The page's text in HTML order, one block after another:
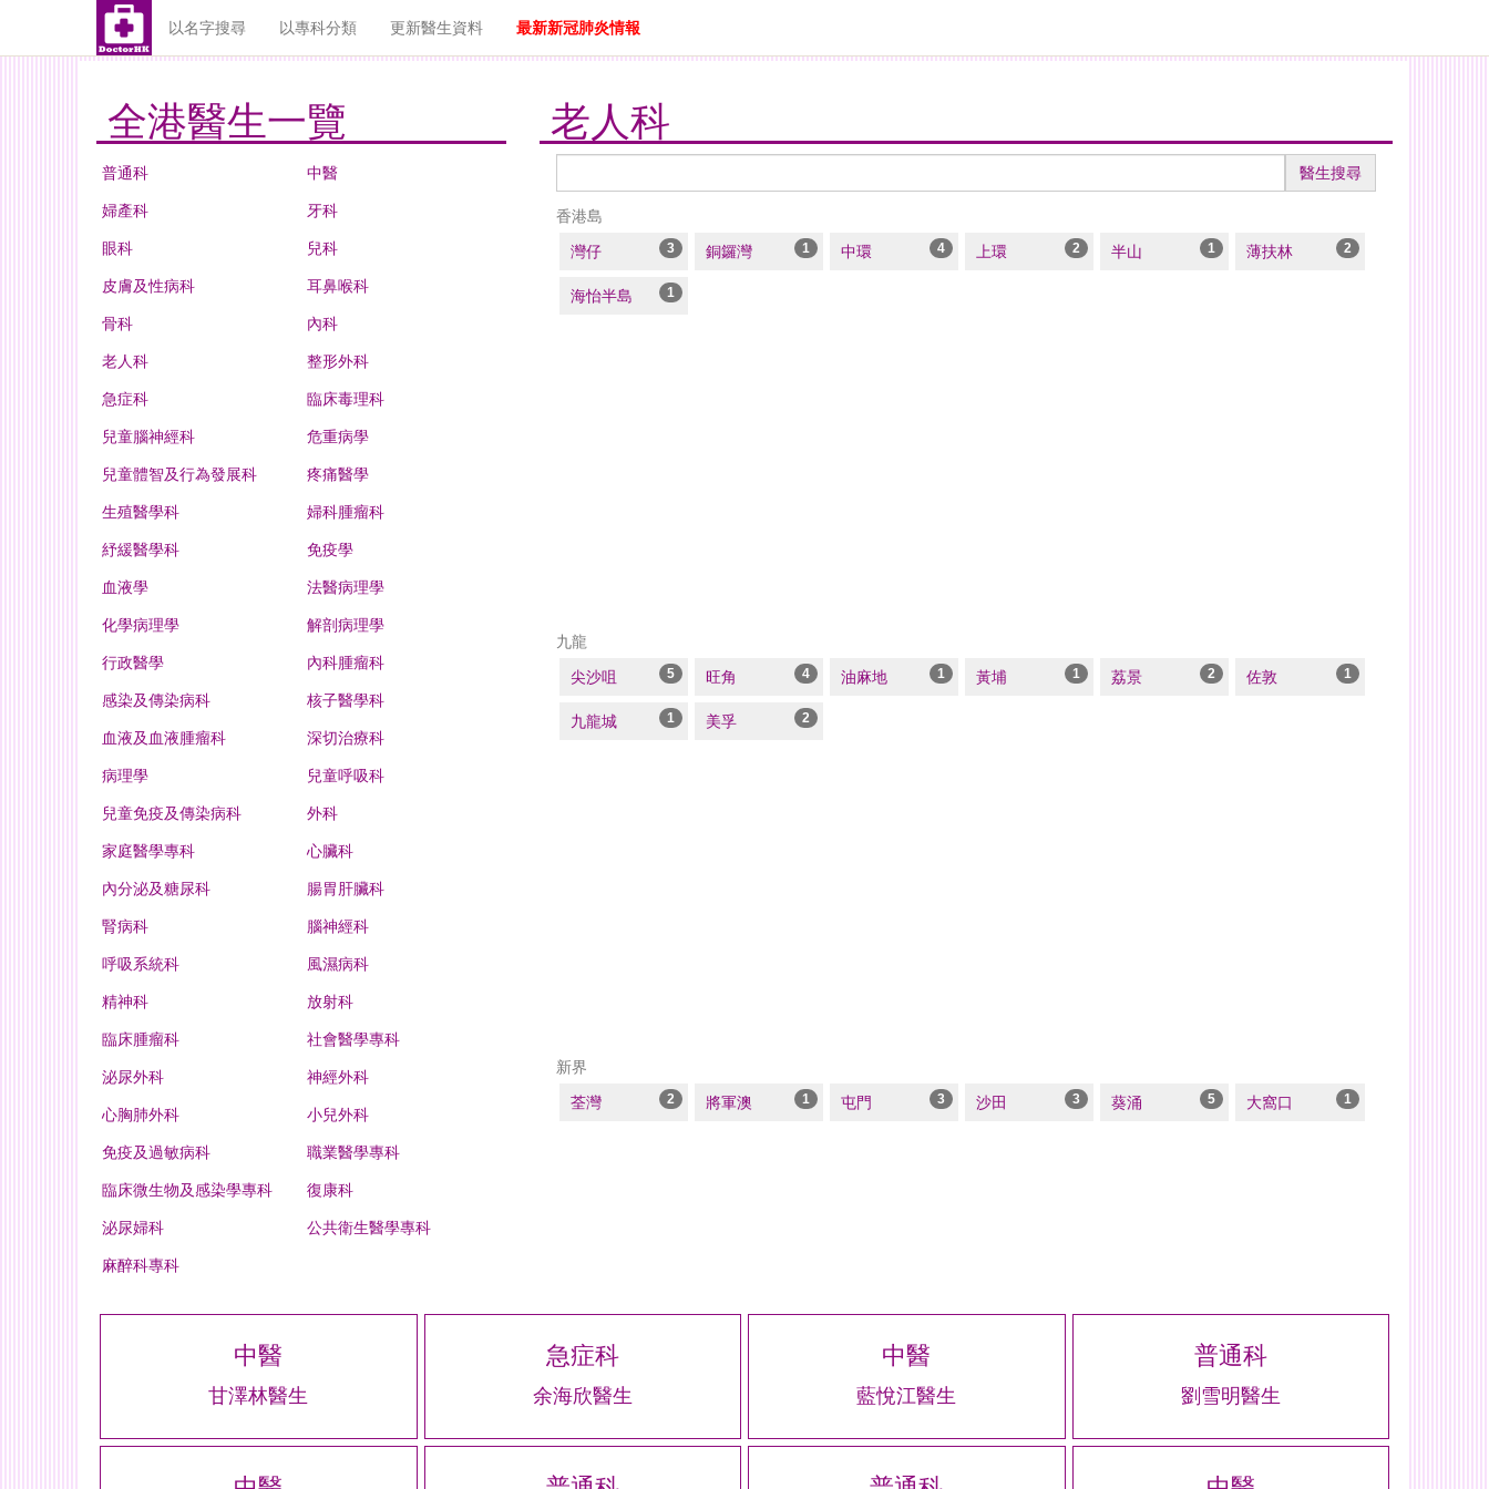
以名字搜尋 以專科分類 更新醫生資料 最新新冠肺炎情報
全港醫生一覽
普通科 中醫
婦產科 牙科
眼科 兒科
皮膚及性病科 耳鼻喉科
骨科 內科
老人科 整形外科
急症科 臨床毒理科
兒童腦神經科 危重病學
兒童體智及行為發展科 疼痛醫學
生殖醫學科 婦科腫瘤科
紓緩醫學科 免疫學
血液學 法醫病理學
化學病理學 解剖病理學
行政醫學 內科腫瘤科
感染及傳染病科 核子醫學科
血液及血液腫瘤科 深切治療科
病理學 兒童呼吸科
兒童免疫及傳染病科 外科
家庭醫學專科 心臟科
內分泌及糖尿科 腸胃肝臟科
腎病科 腦神經科
呼吸系統科 風濕病科
精神科 放射科
臨床腫瘤科 社會醫學專科
泌尿外科 神經外科
心胸肺外科 小兒外科
免疫及過敏病科 職業醫學專科
臨床微生物及感染學專科 復康科
泌尿婦科 公共衛生醫學專科
麻醉科專科
老人科
生
搜
醫生搜尋
香港島
灣仔
3 銅鑼灣 1 中環 4 上環 2 半山 1 薄扶林 2
海怡半島 1
九龍
尖沙咀
5 旺角 4 油麻地 1 黃埔 1 荔景 2 佐敦 1
九龍城 1 美孚 2
新界
荃灣
2 將軍澳 1 屯門 3 沙田 3 葵涌 5 大窩口 1
中醫
甘澤林醫生
急症科
余海欣醫生
中醫
藍悅江醫生
普通科
劉雪明醫生